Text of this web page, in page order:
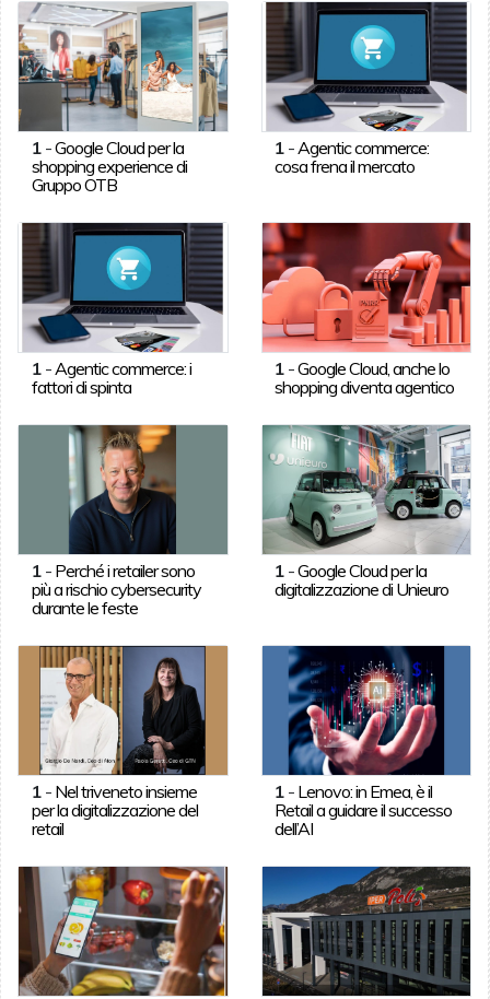
1-Google Cloud per la
shopping experience di
Gruppo OTB
1 -Agentic commerce:
cosa frena il mercato
1- Agentic commerce: i
fattori di spinta
1 -Google Cloud, anche lo
shopping diventa agentico
1- Perché i retailer sono
più a rischio cybersecurity
durante le feste
1 -Google Cloud per la
digitalizzazione di Unieuro
1- Nel triveneto insieme
per la digitalizzazione del
retail
1 - Lenovo: in Emea, è il
Retail a guidare il successo
dell’AI